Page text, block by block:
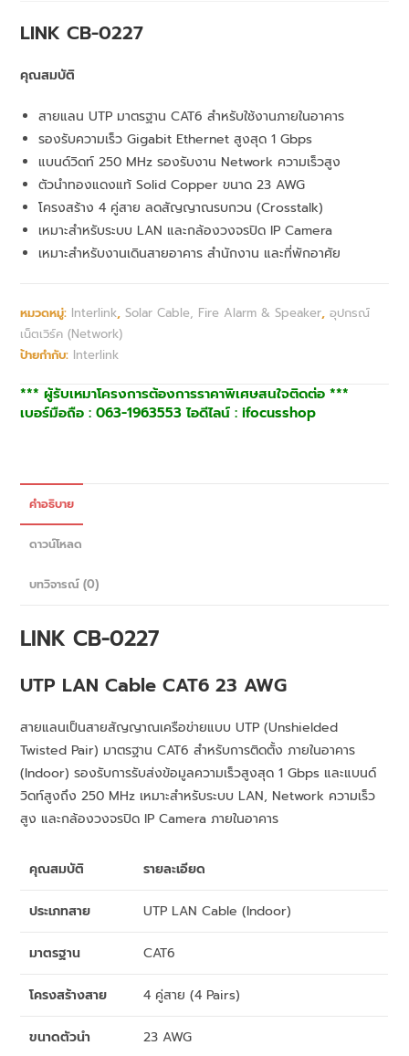
LINK CB-0227
คุณสมบัติ
สายแลน UTP มาตรฐาน CAT6 สำหรับใช้งานภายในอาคาร
รองรับความเร็ว Gigabit Ethernet สูงสุด 1 Gbps
แบนด์วิดท์ 250 MHz รองรับงาน Network ความเร็วสูง
ตัวนำทองแดงแท้ Solid Copper ขนาด 23 AWG
โครงสร้าง 4 คู่สาย ลดสัญญาณรบกวน (Crosstalk)
เหมาะสำหรับระบบ LAN และกล้องวงจรปิด IP Camera
เหมาะสำหรับงานเดินสายอาคาร สำนักงาน และที่พักอาศัย
หมวดหมู่: Interlink,Solar Cable, Fire Alarm & Speaker,อุปกรณ์
เน็ตเวิร์ค (Network)
ป้ายกำกับ: Interlink
*** ผู้รับเหมาโครงการต้องการราคาพิเศษสนใจติดต่อ ***
เบอร์มือถือ : 063-1963553 ไอดีไลน์ : ifocusshop
คำอธิบาย
ดาวน์โหลด
บทวิจารณ์ (0)
LINK CB-0227
UTP LAN Cable CAT6 23 AWG
สายแลนเป็นสายสัญญาณเครือข่ายแบบ UTP (Unshielded
Twisted Pair) มาตรฐาน CAT6 สำหรับการติดตั้ง ภายในอาคาร
(Indoor) รองรับการรับส่งข้อมูลความเร็วสูงสุด 1 Gbps และแบนด์
วิดท์สูงถึง 250 MHz เหมาะสำหรับระบบ LAN, Network ความเร็ว
สูง และกล้องวงจรปิด IP Camera ภายในอาคาร
คุณสมบัติ รายละเอียด
ประเภทสาย UTP LAN Cable (Indoor)
มาตรฐาน CAT6
โครงสร้างสาย 4 คู่สาย (4 Pairs)
ขนาดตัวนำ 23 AWG